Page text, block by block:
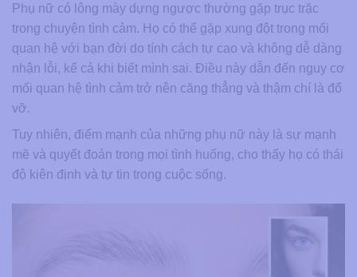
Phụ nữ có lông mày dựng ngược thường gặp trục trặc
trong chuyện tình cảm. Họ có thể gặp xung đột trong mối
quan hệ với bạn đời do tính cách tự cao và không dễ dàng
nhận lỗi, kể cả khi biết mình sai. Điều này dẫn đến nguy cơ
mối quan hệ tình cảm trở nên căng thẳng và thậm chí là đổ
vỡ.
Tuy nhiên, điểm mạnh của những phụ nữ này là sự mạnh
mẽ và quyết đoán trong mọi tình huống, cho thấy họ có thái
độ kiên định và tự tin trong cuộc sống.